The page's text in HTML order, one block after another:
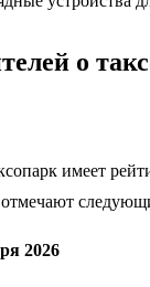
о
имеет
2026